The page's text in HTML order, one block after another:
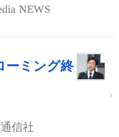
NEWS
ーミング終
信社